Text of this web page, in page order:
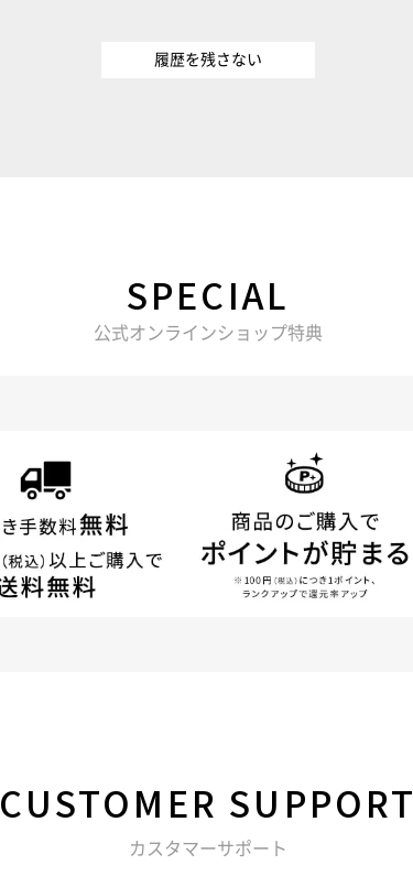
履歴を残さない
SPECIAL
公式オンラインショップ特典
CUSTOMER SUPPORT
カスタマーサポート